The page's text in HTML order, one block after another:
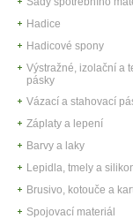
Hadice
Hadicové spony
Výstražné, izolační a
pásky
Vázací a stahovací
Záplaty a lepení
Barvy a laky
Lepidla, tmely a
Brusivo, kotouče a
Spojovací materiál